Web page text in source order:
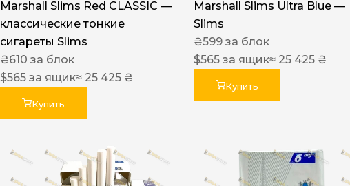
Arizona
Marshall Slims Red CLASSIC —
классические тонкие
сигареты Slims
₴610 за блок
$565 за ящик≈ 25 425 ₴
Купить
Marshall Slims Ultra Blue —
Slims
₴599 за блок
$565 за ящик≈ 25 425 ₴
Купить